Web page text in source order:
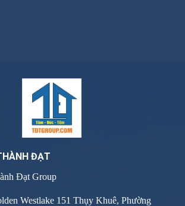
ĐẠT
Đạt Group
Westlake 151 Thụy Khuê, Phường